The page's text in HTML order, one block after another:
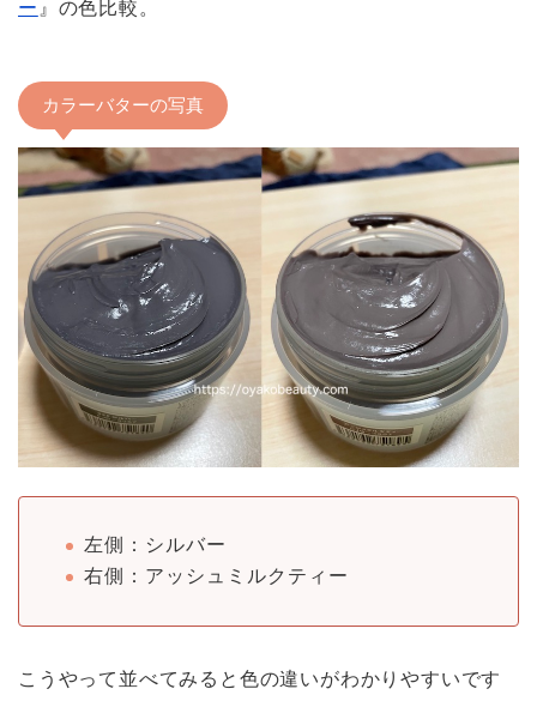
ー 』の色比較。
カラーバターの写真
左側：シルバー
右側：アッシュミルクティー
こうやって並べてみると色の違いがわかりやすいです